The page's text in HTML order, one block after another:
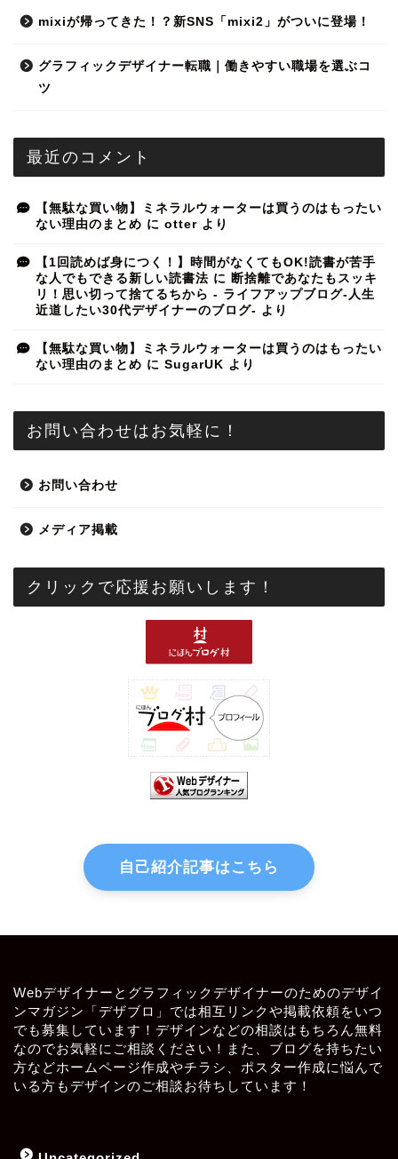
mixiが帰ってきた！？新SNS「mixi2」がついに登場！
グラフィックデザイナー転職｜働きやすい職場を選ぶコ
ツ
最近のコメント
【無駄な買い物】ミネラルウォーターは買うのはもったい
ない理由のまとめ に otter より
【1回読めば身につく！】時間がなくてもOK!読書が苦手
な人でもできる新しい読書法 に 断捨離であなたもスッキ
リ！思い切って捨てるちから - ライフアップブログ-人生
近道したい30代デザイナーのブログ- より
【無駄な買い物】ミネラルウォーターは買うのはもったい
ない理由のまとめ に SugarUK より
お問い合わせはお気軽に！
お問い合わせ
メディア掲載
クリックで応援お願いします！
自己紹介記事はこちら
Webデザイナーとグラフィックデザイナーのためのデザイ
ンマガジン「デザブロ」では相互リンクや掲載依頼をいつ
でも募集しています！デザインなどの相談はもちろん無料
なのでお気軽にご相談ください！また、ブログを持ちたい
方などホームページ作成やチラシ、ポスター作成に悩んで
いる方もデザインのご相談お待ちしています！